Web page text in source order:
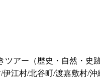
アー（歴史・自然・
江村/北谷町/渡嘉敷村/